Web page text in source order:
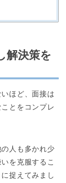
解決策を
ほど、面接は
とをコンプレ
人も多かれ少
を克服するこ
捉えてみまし